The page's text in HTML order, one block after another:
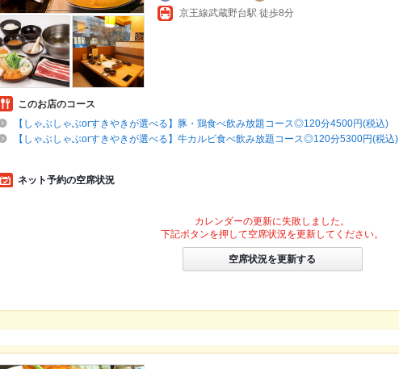
京王線武蔵野台駅 徒歩8分
このお店のコース
【しゃぶしゃぶorすきやきが選べる】豚・鶏食べ飲み放題コース◎120分4500円(税込)
【しゃぶしゃぶorすきやきが選べる】牛カルビ食べ飲み放題コース◎120分5300円(税込)
ネット予約の空席状況
カレンダーの更新に失敗しました。
下記ボタンを押して空席状況を更新してください。
空席状況を更新する